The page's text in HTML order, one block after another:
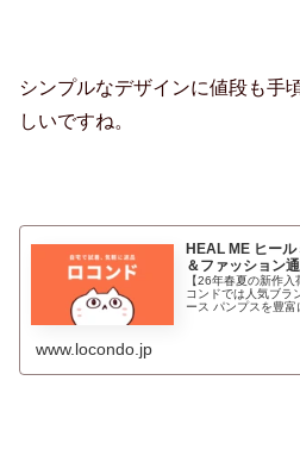
シンプルなデザインに値段も手
しいですね。
HEAL ME ヒー
＆ファッション
【26年春夏の新作
コンドでは人気ブラ
ース パンプスを豊富
www.locondo.jp